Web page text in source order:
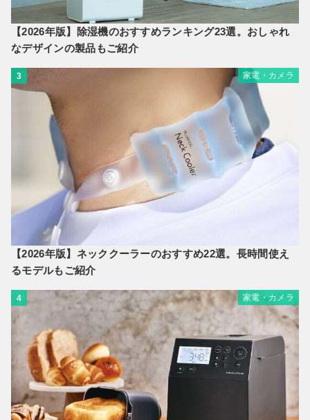
【2026年版】除湿機のおすすめランキング23選。おしゃれ
なデザインの製品もご紹介
3 家電・カメラ
【2026年版】ネッククーラーのおすすめ22選。長時間使え
るモデルもご紹介
4 家電・カメラ